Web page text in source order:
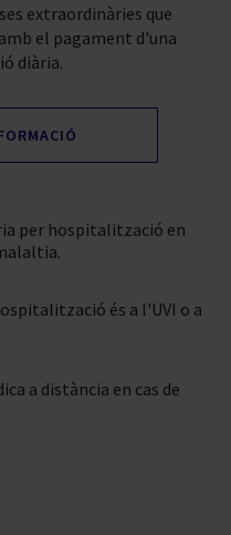
extraordinàries que
el pagament d'una
diària.
per hospitalització en
és a l'UVI o a
a distància en cas de